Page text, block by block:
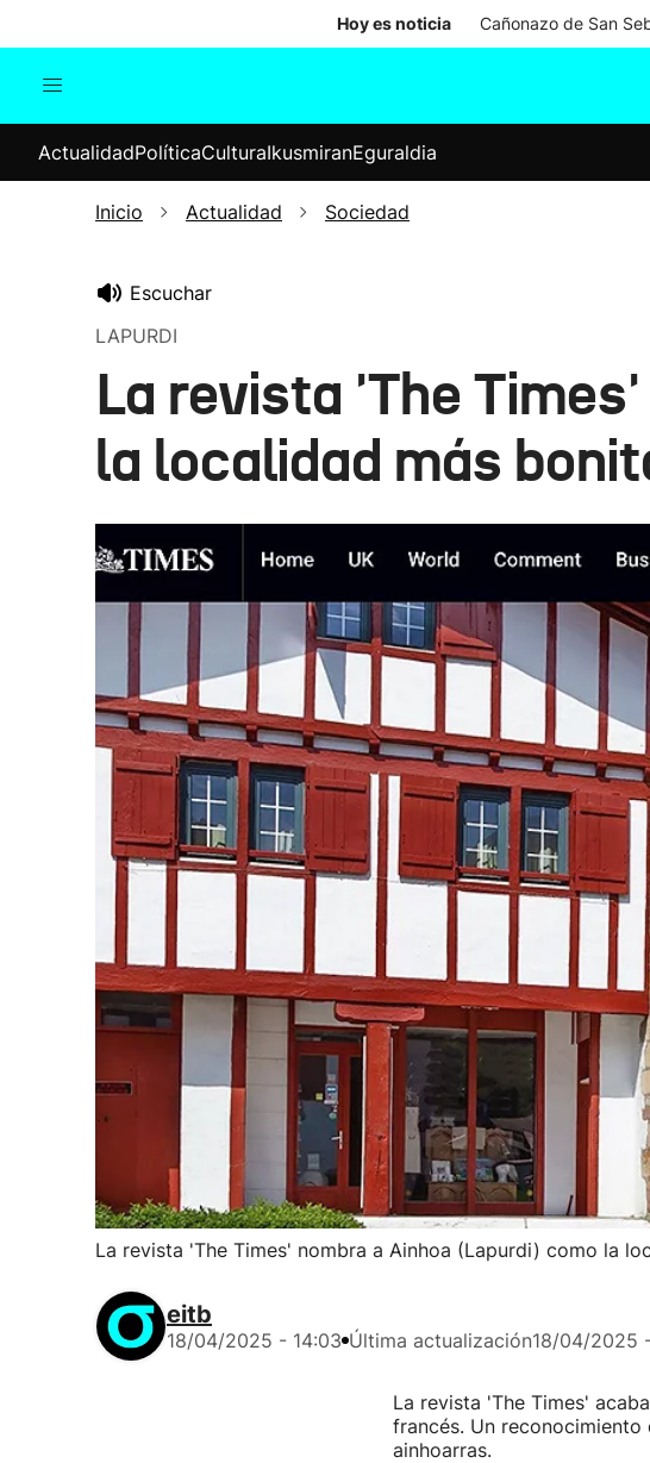
Hoy es noticia Cañonazo de San
Internacional
Elecciones
ActualidadPolíticaCulturaIkusmiranEguraldia
Inicio Actualidad Sociedad
Escuchar
LAPURDI
La revista 'The
la localidad más
La revista 'The Times' nombra a Ainhoa (Lapurdi) como la
eitb
18/04/2025 - 14:03 Última actualización18/04/2025
La revista 'The Times'
francés. Un
ainhoarras.